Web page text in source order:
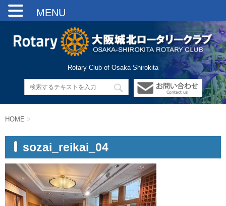
Rotary Club of Osaka Shirokita
HOME >
sozai_reikai_04
MENU